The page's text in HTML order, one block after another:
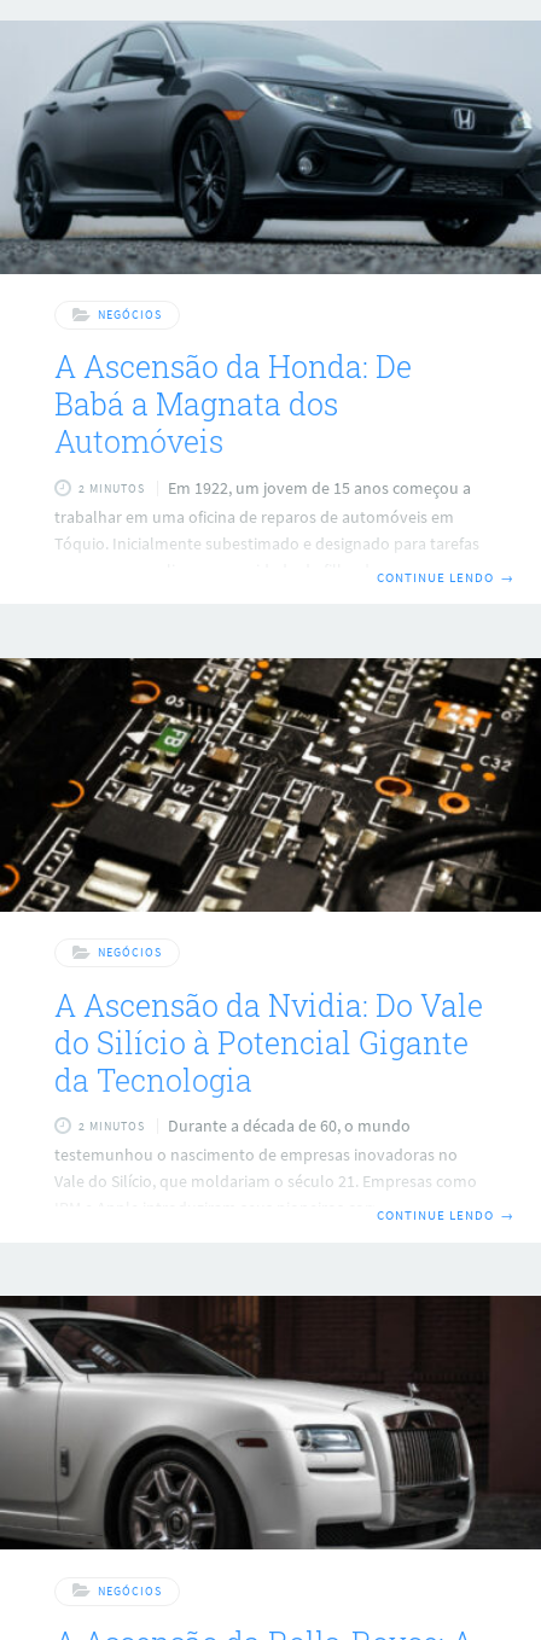
especiais que moldam nossa vida desde o início. Para
alguns, pode ser um talento inato, para outros, uma
experiência de
NEGÓCIOS
A Ascensão da Honda: De
Babá a Magnata dos
Automóveis
2 MINUTOS
Em 1922, um jovem de 15 anos começou a
trabalhar em uma oficina de reparos de automóveis em
Tóquio. Inicialmente subestimado e designado para tarefas
menores como limpeza e cuidado do filho do proprietário,
automóveis do mundo, mas também fundaria a maior
fabricante de motocicletas. Nascido em 1906 em uma
pequena vila perto do Monte Fuji,
CONTINUE LENDO →
NEGÓCIOS
A Ascensão da Nvidia: Do Vale
do Silício à Potencial Gigante
da Tecnologia
2 MINUTOS
Durante a década de 60, o mundo
testemunhou o nascimento de empresas inovadoras no
Vale do Silício, que moldariam o século 21. Empresas como
IBM e Apple introduziram seus pioneiros computadores,
alcançaram o patamar das gigantes como Apple e Microsoft.
Contudo, a Nvidia tem se destacado. Começando com
placas de vídeo, a empresa expandiu seu alcance,
contribuindo para tecnologias como o
CONTINUE LENDO →
NEGÓCIOS